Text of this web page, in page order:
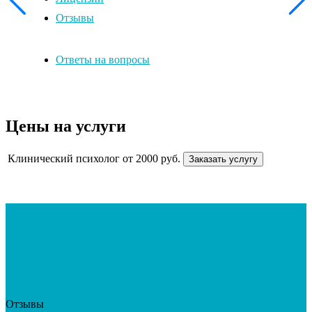
Отзывы
Ответы на вопросы
Цены на услуги
Клинический психолог от 2000 руб. Заказать услугу
Отзывы